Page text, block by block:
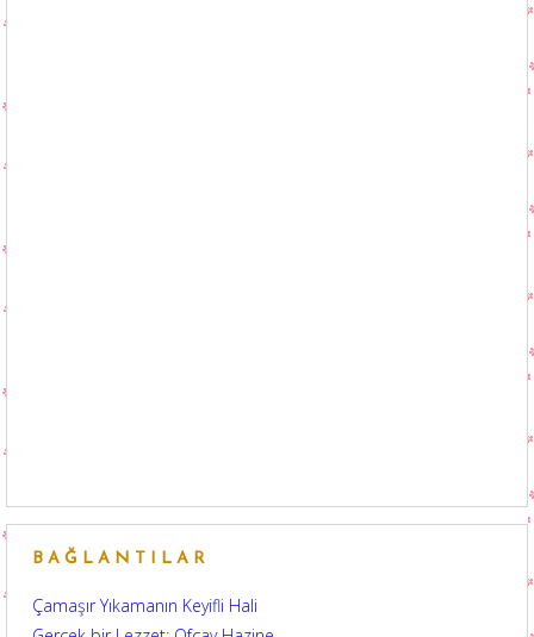
BAĞLANTILAR
Çamaşır Yıkamanın Keyifli Hali